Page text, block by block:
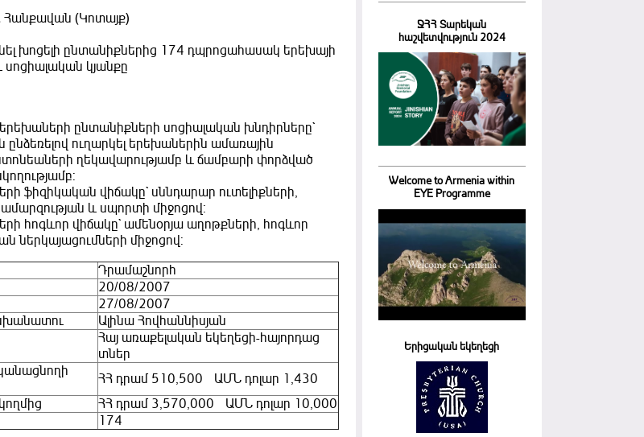
Հանքավան (Կոտայք)
խոցելի ընտանիքներից 174 դպրոցահասակ երեխայի
կյանքը
ընտանիքների սոցիալական խնդիրները`
ընձեռելով ուղարկել երեխաներին ամառային
ղեկավարությամբ և ճամբարի փորձված
ֆիզիկական վիճակը` սննդարար ուտելիքների,
և սպորտի միջոցով:
հոգևոր վիճակը` ամենօրյա աղոթքների, հոգևոր
ներկայացումների միջոցով:
Դրամաշնորհ
20/08/2007
27/08/2007
Ալինա Հովհաննիսյան
Հայ առաքելական եկեղեցի-հայորդաց
տներ
ՀՀ դրամ 510,500 ԱՄՆ դոլար 1,430
ՀՀ դրամ 3,570,000 ԱՄՆ դոլար 10,000
174
ՋՀՀ Տարեկան
հաշվետվություն 2024
Welcome to Armenia within
EYE Programme
Երիցական եկեղեցի